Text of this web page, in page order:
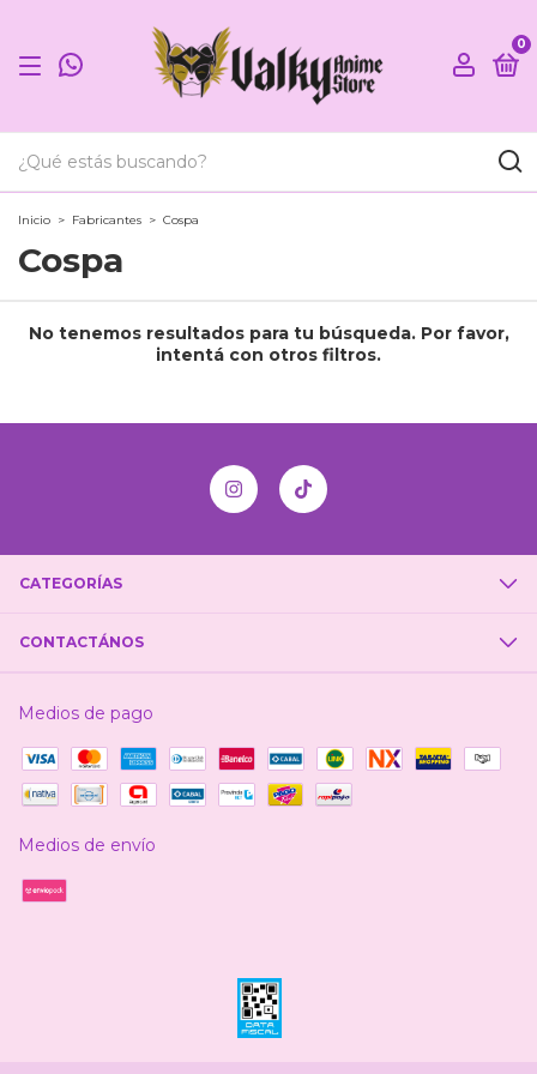
0
Inicio > Fabricantes > Cospa
Cospa
No tenemos resultados para tu búsqueda. Por favor,
intentá con otros filtros.
CATEGORÍAS
CONTACTÁNOS
Medios de pago
Medios de envío